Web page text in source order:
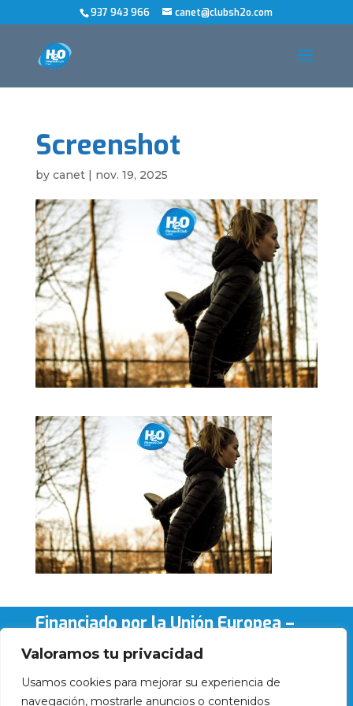
Valoramos tu privacidad
Usamos cookies para mejorar su experiencia de
navegación, mostrarle anuncios o contenidos
937 943 966 canet@clubsh2o.com
Screenshot
by canet| nov. 19, 2025
Financiado por la Unión Europea –